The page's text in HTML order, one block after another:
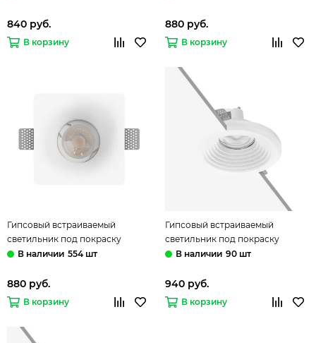
840 руб.
В корзину
880 руб.
В корзину
Гипсовый встраиваемый
светильник под покраску
1*GU10 10356F белый Ghost LOFT
554 шт
880 руб.
В корзину
Гипсовый встраиваемый
светильник под покраску
1*GU10 10356A белый Ghost LOFT
90 шт
940 руб.
В корзину